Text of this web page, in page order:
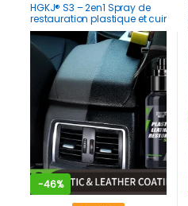
HGKJ® S3 – 2en1 Spray de
restauration plastique et cuir
pour tableau de bord
intérieur exterieur de voiture
-46%